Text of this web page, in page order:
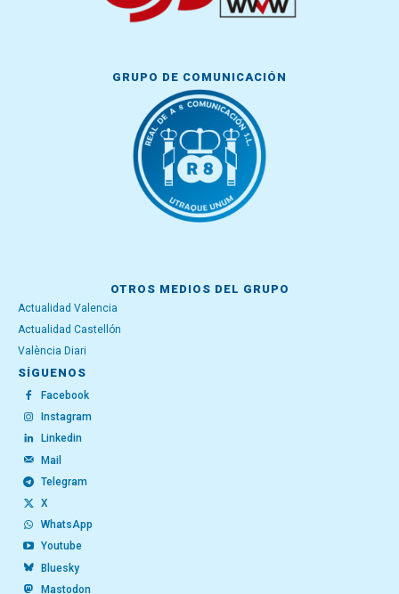
GRUPO DE COMUNICACIÓN
OTROS MEDIOS DEL GRUPO
Actualidad Valencia
Actualidad Castellón
València Diari
SÍGUENOS
Facebook
Instagram
Linkedin
Mail
Telegram
X
WhatsApp
Youtube
Bluesky
Mastodon